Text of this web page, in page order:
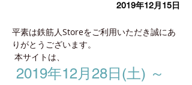
2019年12月15日
平素は鉄筋人Storeをご利用いただき誠にあ
りがとうございます。
本サイトは、
2019年12月28日(土) ～